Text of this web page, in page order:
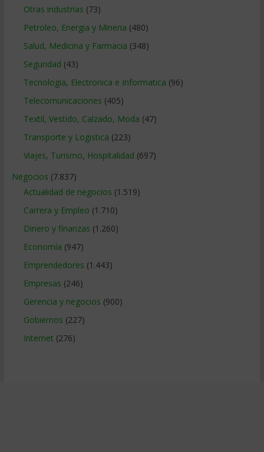
Otras industrias (73)
Petroleo, Energia y Mineria (480)
Salud, Medicina y Farmacia (348)
Seguridad (43)
Tecnologia, Electronica e Informatica (96)
Telecomunicaciones (405)
Textil, Vestido, Calzado, Moda (47)
Transporte y Logistica (223)
Viajes, Turismo, Hospitalidad (697)
Negocios (7.837)
Actualidad de negocios (1.519)
Carrera y Empleo (1.710)
Dinero y finanzas (1.260)
Economía (947)
Emprendedores (1.443)
Empresas (246)
Gerencia y negocios (900)
Gobiernos (227)
Internet (276)